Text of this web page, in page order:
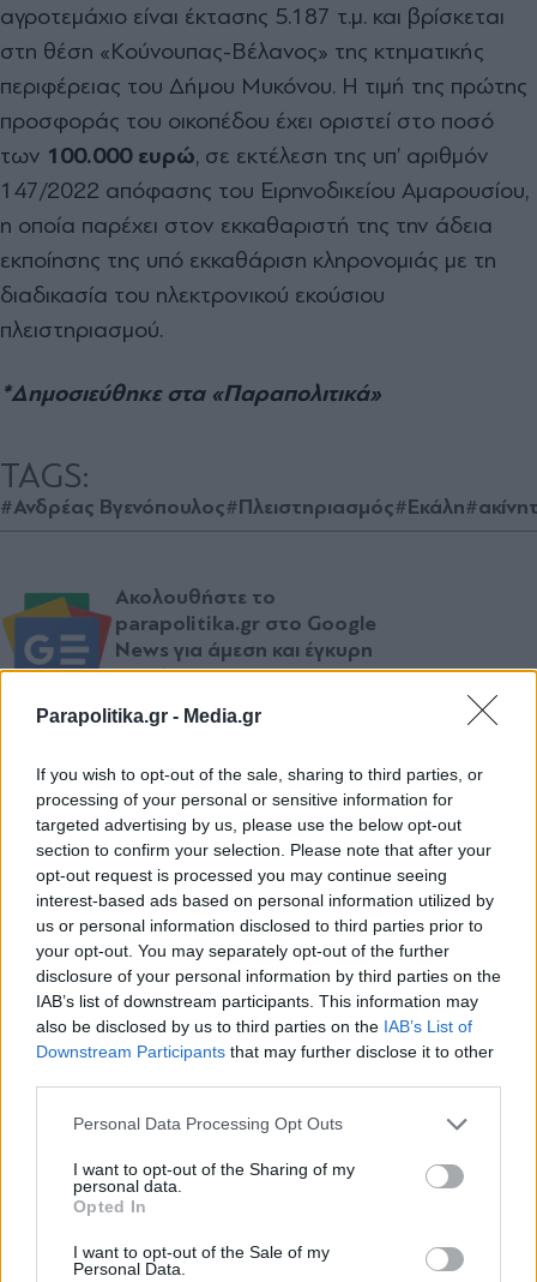
Parapolitika.gr - Media.gr
If you wish to opt-out of the sale, sharing to third parties, or
processing of your personal or sensitive information for
targeted advertising by us, please use the below opt-out
section to confirm your selection. Please note that after your
opt-out request is processed you may continue seeing
interest-based ads based on personal information utilized by
us or personal information disclosed to third parties prior to
your opt-out. You may separately opt-out of the further
disclosure of your personal information by third parties on the
IAB’s list of downstream participants. This information may
also be disclosed by us to third parties on the IAB’s List of
Downstream Participants that may further disclose it to other
Personal Data Processing Opt Outs
I want to opt-out of the Sharing of my
personal data.
Opted In
I want to opt-out of the Sale of my
Personal Data.
αγροτεµάχιο είναι έκτασης 5.187 τ.µ. και βρίσκεται
στη θέση «Κούνουπας-Βέλανος» της κτηµατικής
περιφέρειας του ∆ήµου Μυκόνου. Η τιµή της πρώτης
προσφοράς του οικοπέδου έχει οριστεί στο ποσό
των 100.000 ευρώ, σε εκτέλεση της υπ’ αριθµόν
147/2022 απόφασης του Ειρηνοδικείου Αµαρουσίου,
η οποία παρέχει στον εκκαθαριστή της την άδεια
εκποίησης της υπό εκκαθάριση κληρονοµιάς µε τη
διαδικασία του ηλεκτρονικού εκούσιου
πλειστηριασµού.
*Δημοσιεύθηκε στα «Παραπολιτικά»
TAGS:
#Ανδρέας Βγενόπουλος#Πλειστηριασμός#Εκάλη
Ακολουθήστε το
parapolitika.gr στο Google
News για άμεση και έγκυρη
ενημέρωση
facebook
Ακολουθήστε μας στο
twitter
ΣΧΕΤΙΚΗ ΕΙΔΗΣΕΟΓΡΑΦΙΑ
Εγγραφή στο newsletter
Αποδέχομαι τους
και την πολιτική απορρήτου